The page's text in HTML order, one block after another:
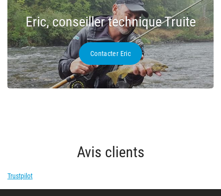
Eric, conseiller technique Truite
Contacter Eric
Avis clients
Trustpilot